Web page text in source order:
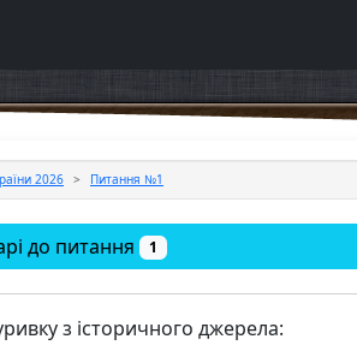
2026 Питання №1
до питання 1
з історичного джерела: